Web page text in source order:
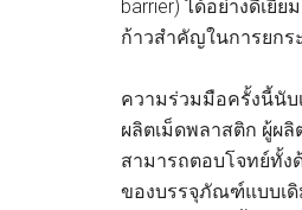
barrier) ได้อย่างดีเยี่
ก้าวสำคัญในการยกร
ความร่วมมือครั้งนี้นับ
ผลิตเม็ดพลาสติก ผู้ผ
สามารถตอบโจทย์ทั้ง
ของบรรจุภัณฑ์แบบเดิ